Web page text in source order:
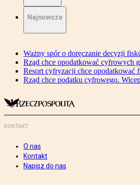
Najnowsze
Ważny spór o doręczanie decyzji
Rząd chce opodatkować cyfrowych
Resort cyfryzacji chce opodatkować
Rząd chce podatku cyfrowego.
KONTAKT
O nas
Kontakt
Napisz do nas